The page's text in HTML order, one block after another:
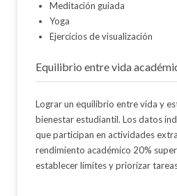
Meditación guiada
Yoga
Ejercicios de visualización
Equilibrio entre vida
Lograr un equilibrio entre vida y
bienestar estudiantil. Los datos
que participan en actividades
rendimiento académico 20%
establecer límites y priorizar